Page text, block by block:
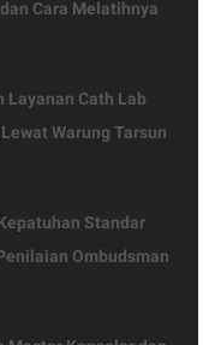
Cara Melatihnya
Layanan Cath Lab
Warung Tarsun
Standar
Ombudsman